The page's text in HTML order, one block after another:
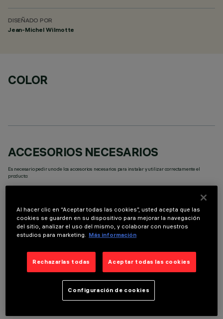
DISEÑADO POR
Jean-Michel Wilmotte
COLOR
ACCESORIOS NECESARIOS
Es necesario pedir uno de los accesorios necesarios para instalar y utilizar correctamente el
producto:
COMPONENTES OPCIONALES
Al hacer clic en “Aceptar todas las cookies”, usted acepta que las
cookies se guarden en su dispositivo para mejorar la navegación
del sitio, analizar el uso del mismo, y colaborar con nuestros
estudios para marketing. Más información
Rechazarlas todas Aceptar todas las cookies
Configuración de cookies